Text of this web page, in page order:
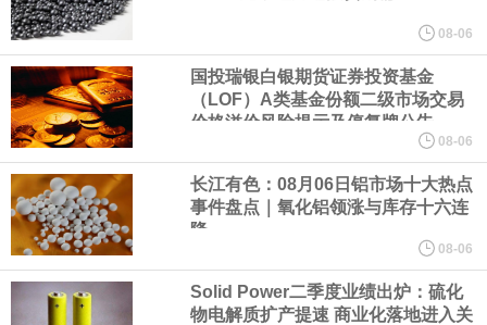
美元的项目制造重重阻碍
欧股开盘涨跌不一，德国DAX指数跌0.29%，英国富时100指数涨
0.08%，法国CAC40指数涨0.03%，欧洲斯托克50指数跌0.15%，
意大利富时MIB指数跌0.18%。
LME伦镍日内跌超3.00%，现报16574.100美元/吨。
瑞士7月季调后失业率 3.1%，预期 3.1%，前值 3.1%。瑞士7月未
08-06
国投瑞银白银期货证券投资基金
（LOF）A类基金份额二级市场交易
价格溢价风险提示及停复牌公告
08-06
长江有色：08月06日铝市场十大热点
事件盘点｜氧化铝领涨与库存十六连
降
08-06
Solid Power二季度业绩出炉：硫化
物电解质扩产提速 商业化落地进入关